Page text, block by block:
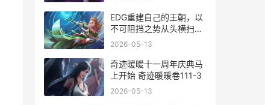
EDG重建自己的王朝，以
不可阻挡之势从头横扫
VCTCN，王冠之重唯有
队以来从未缺席世界赛
2026-05-13
奇迹暖暖十一周年庆典马
上开始 奇迹暖暖卷111-3
2026-05-13